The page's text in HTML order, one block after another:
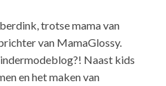
trotse mama van
van MamaGlossy.
Naast kids
en het maken van